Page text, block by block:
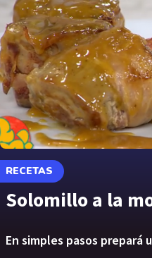
RECETAS
Solomillo a la
En simples pasos prepará